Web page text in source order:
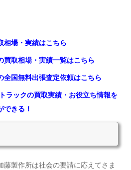
相場・実績はこちら
買取相場・実績一覧はこちら
全国無料出張査定依頼はこちら
ラックの買取実績・お役立ち情報を
できる！
藤製作所は社会の要請に応えてさま